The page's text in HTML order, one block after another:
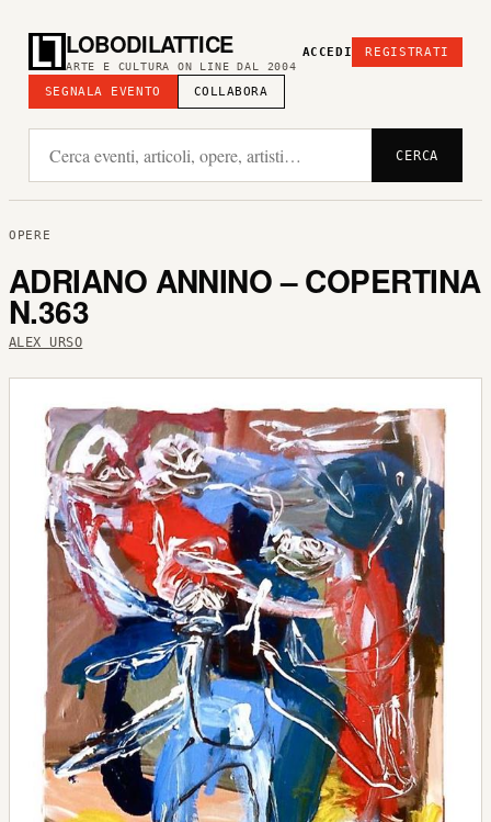
LOBODILATTICE
ARTE E CULTURA ON LINE DAL 2004
SEGNALA EVENTO COLLABORA
ACCEDI REGISTRATI
CERCA
OPERE
ADRIANO ANNINO – COPERTINA
N.363
ALEX URSO